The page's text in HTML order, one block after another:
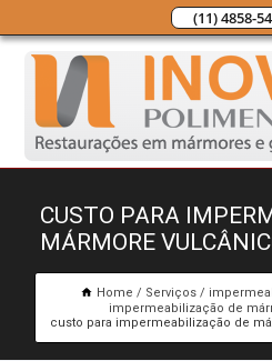
(11) 4858-
CUSTO PARA
MÁRMORE
Home Serviços
impermeabilização de
custo para impermeabilização de